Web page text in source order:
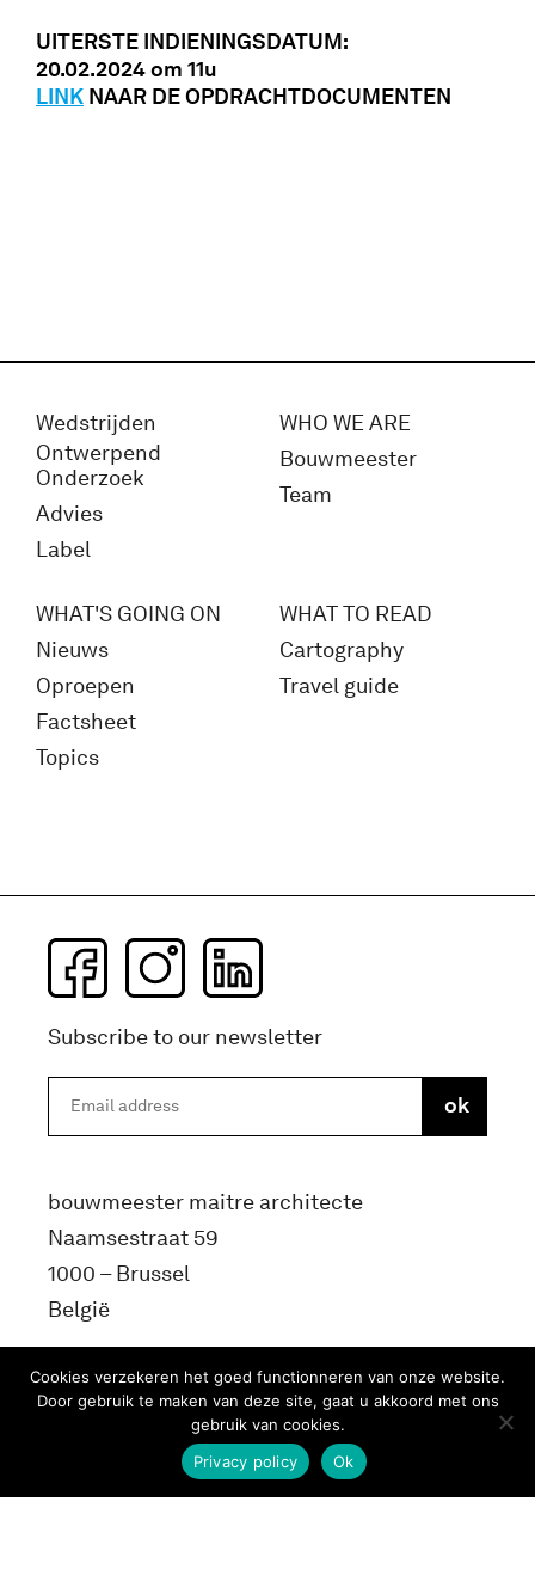
UITERSTE INDIENINGSDATUM:
20.02.2024 om 11u
LINK NAAR DE OPDRACHTDOCUMENTEN
Wedstrijden
Ontwerpend
Onderzoek
Advies
Label
WHO WE ARE
Bouwmeester
Team
WHAT'S GOING ON
Nieuws
Oproepen
Factsheet
Topics
WHAT TO READ
Cartography
Travel guide
Subscribe to our newsletter
bouwmeester maitre architecte
Naamsestraat 59
1000 – Brussel
België
info@bma.brussels
Cookies verzekeren het goed functionneren van onze website.
Door gebruik te maken van deze site, gaat u akkoord met ons
gebruik van cookies.
Ok
Privacy policy